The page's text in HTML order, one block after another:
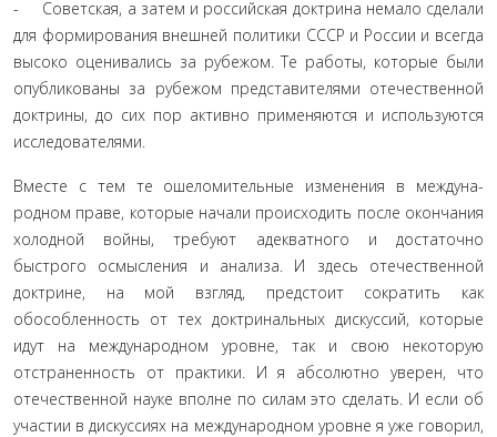
- Советская, а затем и российская доктрина немало сде­лали
для формирования внешней политики СССР и России и всегда
высоко оценивались за рубежом. Те работы, которые были
опубликованы за рубежом представителями отечествен­ной
доктрины, до сих пор активно применяются и использу­ются
исследователями.
Вместе с тем те ошеломительные изменения в междуна­
родном праве, которые начали происходить после окончания
холодной войны, требуют адекватного и достаточно
быстрого осмысления и анализа. И здесь отечественной
доктрине, на мой взгляд, предстоит сократить как
обособленность от тех доктринальных дискуссий, которые
идут на международном уровне, так и свою некоторую
отстраненность от практики. И я абсолютно уверен, что
отечественной науке вполне по силам это сделать. И если об
участии в дискуссиях на между­народном уровне я уже говорил,